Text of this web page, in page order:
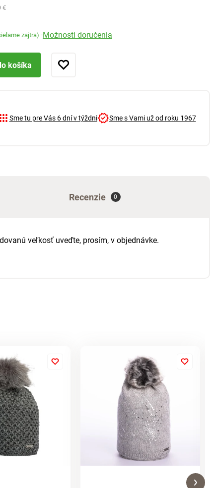
€
zajtra) -Možnosti doručenia
košíka
Sme tu pre Vás 6 dní v týždni Sme s Vami už od roku 1967
Recenzie 0
veľkosť uveďte, prosím, v objednávke.